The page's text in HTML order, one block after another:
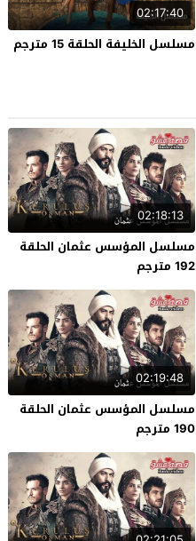
02:17:40
مسلسل الخليفة الحلقة 15 مترجم
02:18:13
مسلسل المؤسس عثمان الحلقة
192 مترجم
02:19:48
مسلسل المؤسس عثمان الحلقة
190 مترجم